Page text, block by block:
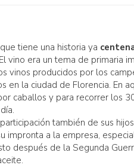
tiene una historia ya
vino era un tema de primaria
vinos producidos por los
en la ciudad de Florencia. En
caballos y para recorrer los
también de sus hijos
impronta a la empresa,
después de la Segunda